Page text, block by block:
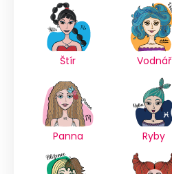
Štír Vodnář
Panna Ryby